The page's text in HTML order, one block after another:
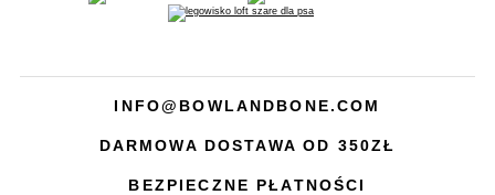
INFO@BOWLANDBONE.COM
DARMOWA DOSTAWA OD 350ZŁ
BEZPIECZNE PŁATNOŚCI